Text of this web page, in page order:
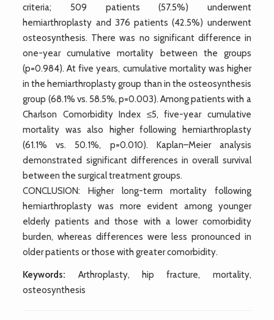
criteria; 509 patients (57.5%) underwent
hemiarthroplasty and 376 patients (42.5%) underwent
osteosynthesis. There was no significant difference in
one-year cumulative mortality between the groups
(p=0.984). At five years, cumulative mortality was higher
in the hemiarthroplasty group than in the osteosynthesis
group (68.1% vs. 58.5%, p=0.003). Among patients with a
Charlson Comorbidity Index ≤5, five-year cumulative
mortality was also higher following hemiarthroplasty
(61.1% vs. 50.1%, p=0.010). Kaplan–Meier analysis
demonstrated significant differences in overall survival
between the surgical treatment groups.
CONCLUSION: Higher long-term mortality following
hemiarthroplasty was more evident among younger
elderly patients and those with a lower comorbidity
burden, whereas differences were less pronounced in
older patients or those with greater comorbidity.
Keywords: Arthroplasty, hip fracture, mortality,
osteosynthesis